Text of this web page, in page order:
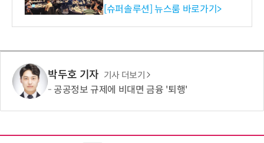
리 성료
[슈퍼솔루션] 뉴스룸 바로가기>
박두호 기자 기사 더보기
공공정보 규제에 비대면 금융 '퇴행'